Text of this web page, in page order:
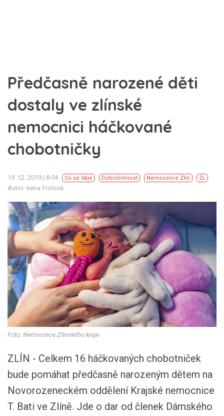
Předčasně narozené děti
dostaly ve zlínské
nemocnici háčkované
chobotničky
19. 12. 2019 | 8:04 Co se děje Dobročinnost Nemocnice Zlín ZL
Autor: Irena Frolová
Foto: Nemocnice Zlínského kraje
ZLÍN - Celkem 16 háčkovaných chobotniček
bude pomáhat předčasně narozeným dětem na
Novorozeneckém oddělení Krajské nemocnice
T. Bati ve Zlíně. Jde o dar od členek Dámského